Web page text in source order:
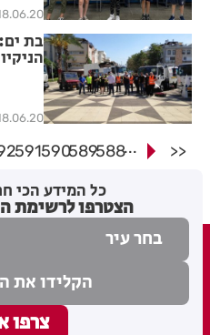
בת
<<
...
588
589
590
591
כל המידע הכי
הצטרפו לרשימת